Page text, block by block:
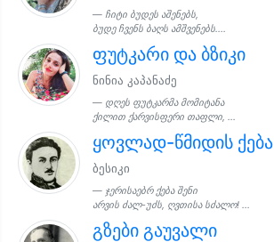
ჩიტი ბუდეს აშენებს,
ბუდე ჩვენს ბაღს ამშვენებს....
ფუტკარი და ბზიკი
ნინია კაპანაძე
დღეს ფუტკარმა მომიტანა
ქილით ქარვისფერი თაფლი, ...
ყოვლად-წმიდის ქება
ბესიკი
ჯერისაებრ ქება შენი
არვის ძალ-უძს, ღვთისა სძალო! ...
გზები გაუვალი